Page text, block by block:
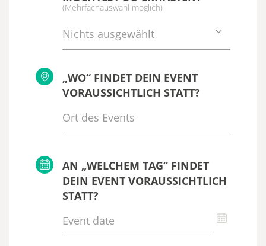
(Mehrfachauswahl möglich)
Nichts ausgewählt
„WO“ FINDET DEIN EVENT
VORAUSSICHTLICH STATT?
AN „WELCHEM TAG“ FINDET
DEIN EVENT VORAUSSICHTLICH
STATT?